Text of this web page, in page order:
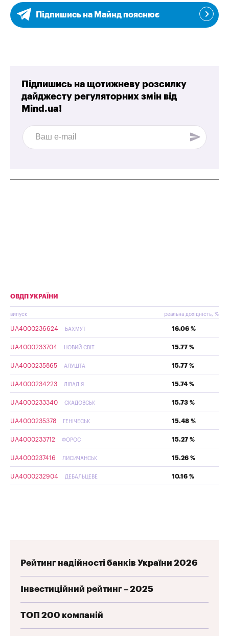
Підпишись на Майнд пояснює
Підпишись на щотижневу розсилку
дайджесту регуляторних змін від
Mind.ua!
ОВДП УКРАЇНИ
випуск реальна дохідність, %
UA4000236624 БАХМУТ 16.06 %
UA4000233704 НОВИЙ СВІТ 15.77 %
UA4000235865 АЛУШТА 15.77 %
UA4000234223 ЛІВАДІЯ 15.74 %
UA4000233340 СКАДОВСЬК 15.73 %
UA4000235378 ГЕНІЧЕСЬК 15.48 %
UA4000233712 ФОРОС 15.27 %
UA4000237416 ЛИСИЧАНСЬК 15.26 %
UA4000232904 ДЕБАЛЬЦЕВЕ 10.16 %
Рейтинг надійності банків України 2026
Інвестиційний рейтинг – 2025
ТОП 200 компаній